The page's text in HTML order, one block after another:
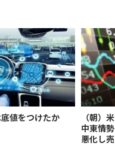
値をつけたか
（朝）
中東情
悪化し